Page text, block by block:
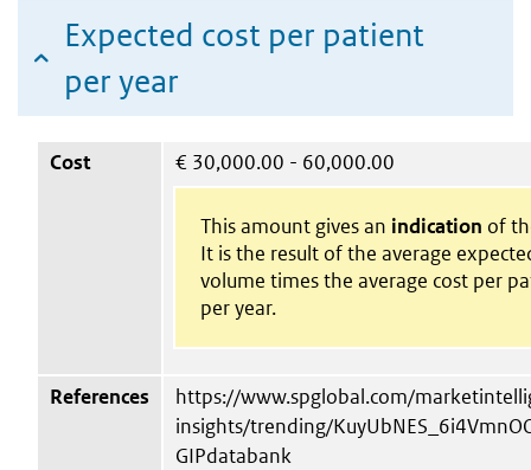
Expected cost per patient
per year
Cost € 30,000.00 - 60,000.00
This amount gives an indication of
It is the result of the average
volume times the average cost per
per year.
References
https://www.spglobal.com/
insights/trending/
GIPdatabank